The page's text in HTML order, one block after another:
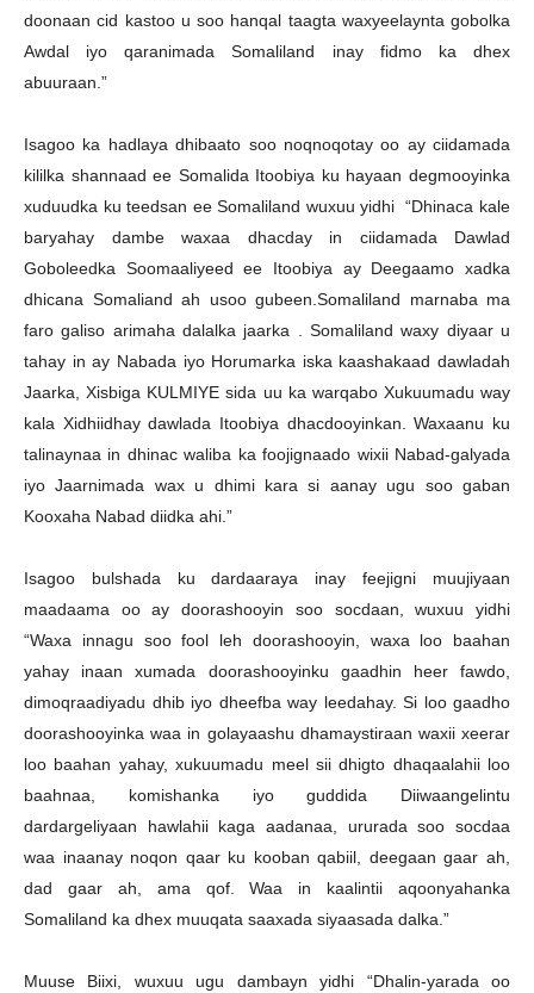
doonaan cid kastoo u soo hanqal taagta waxyeelaynta gobolka
Awdal iyo qaranimada Somaliland inay fidmo ka dhex
abuuraan.”
Isagoo ka hadlaya dhibaato soo noqnoqotay oo ay ciidamada
kililka shannaad ee Somalida Itoobiya ku hayaan degmooyinka
xuduudka ku teedsan ee Somaliland wuxuu yidhi “Dhinaca kale
baryahay dambe waxaa dhacday in ciidamada Dawlad
Goboleedka Soomaaliyeed ee Itoobiya ay Deegaamo xadka
dhicana Somaliand ah usoo gubeen.Somaliland marnaba ma
faro galiso arimaha dalalka jaarka . Somaliland waxy diyaar u
tahay in ay Nabada iyo Horumarka iska kaashakaad dawladah
Jaarka, Xisbiga KULMIYE sida uu ka warqabo Xukuumadu way
kala Xidhiidhay dawlada Itoobiya dhacdooyinkan. Waxaanu ku
talinaynaa in dhinac waliba ka foojignaado wixii Nabad-galyada
iyo Jaarnimada wax u dhimi kara si aanay ugu soo gaban
Kooxaha Nabad diidka ahi.”
Isagoo bulshada ku dardaaraya inay feejigni muujiyaan
maadaama oo ay doorashooyin soo socdaan, wuxuu yidhi
“Waxa innagu soo fool leh doorashooyin, waxa loo baahan
yahay inaan xumada doorashooyinku gaadhin heer fawdo,
dimoqraadiyadu dhib iyo dheefba way leedahay. Si loo gaadho
doorashooyinka waa in golayaashu dhamaystiraan waxii xeerar
loo baahan yahay, xukuumadu meel sii dhigto dhaqaalahii loo
baahnaa, komishanka iyo guddida Diiwaangelintu
dardargeliyaan hawlahii kaga aadanaa, ururada soo socdaa
waa inaanay noqon qaar ku kooban qabiil, deegaan gaar ah,
dad gaar ah, ama qof. Waa in kaalintii aqoonyahanka
Somaliland ka dhex muuqata saaxada siyaasada dalka.”
Muuse Biixi, wuxuu ugu dambayn yidhi “Dhalin-yarada oo